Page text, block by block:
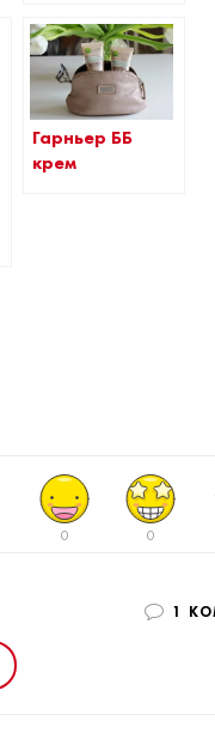
Гарньер ББ
крем
0 0
1